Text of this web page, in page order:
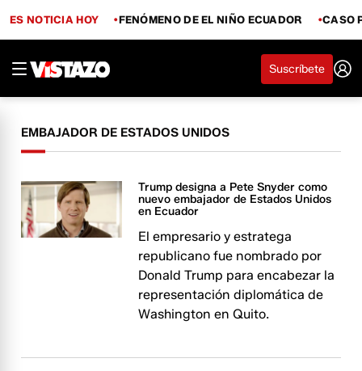
ES NOTICIA HOY FENÓMENO DE EL NIÑO ECUADOR CASO
Suscríbete
EMBAJADOR DE ESTADOS UNIDOS
Trump designa a Pete Snyder como
nuevo embajador de Estados Unidos
en Ecuador
El empresario y estratega
republicano fue nombrado por
Donald Trump para encabezar la
representación diplomática de
Washington en Quito.